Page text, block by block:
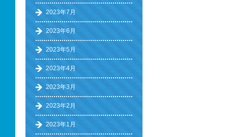
2023年7月
2023年6月
2023年5月
2023年4月
2023年3月
2023年2月
2023年1月